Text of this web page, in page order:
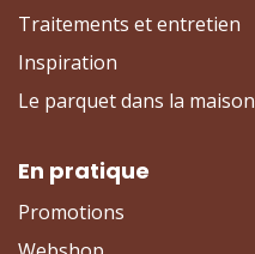
Traitements et entretien
Inspiration
Le parquet dans la maison
En pratique
Promotions